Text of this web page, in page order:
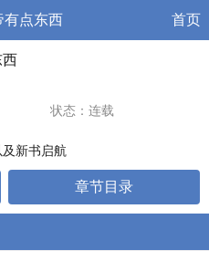
有点东西 首页
西
状态：连载
新书启航
章节目录